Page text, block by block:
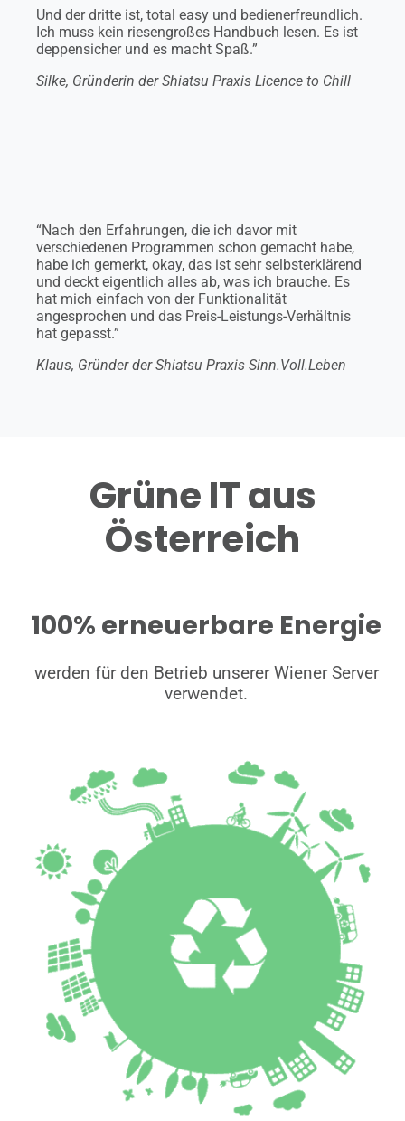
Und der dritte ist, total easy und bedienerfreundlich.
Ich muss kein riesengroßes Handbuch lesen. Es ist
deppensicher und es macht Spaß.”
Silke, Gründerin der Shiatsu Praxis Licence to Chill
“Nach den Erfahrungen, die ich davor mit
verschiedenen Programmen schon gemacht habe,
habe ich gemerkt, okay, das ist sehr selbsterklärend
und deckt eigentlich alles ab, was ich brauche. Es
hat mich einfach von der Funktionalität
angesprochen und das Preis-Leistungs-Verhältnis
hat gepasst.”
Klaus, Gründer der Shiatsu Praxis Sinn.Voll.Leben
Grüne IT aus
Österreich
100% erneuerbare Energie
werden für den Betrieb unserer Wiener Server
verwendet.